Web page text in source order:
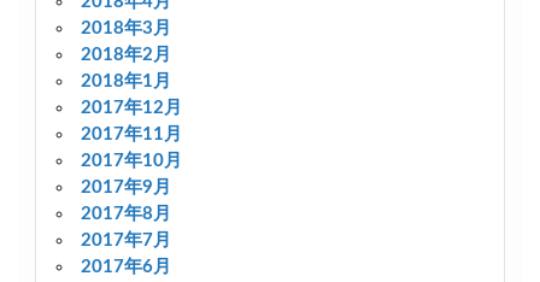
2018年3月
2018年2月
2018年1月
2017年12月
2017年11月
2017年10月
2017年9月
2017年8月
2017年7月
2017年6月